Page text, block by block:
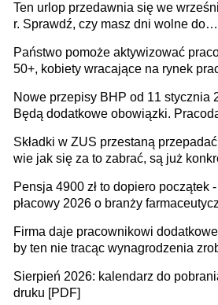
Ten urlop przedawnia się we
r. Sprawdź, czy masz dni wolne do
Państwo pomoże aktywizować
50+, kobiety wracające na rynek
osoby neuroatypowe. Powstanie
na rzecz Inkluzywności w
Nowe przepisy BHP od 11 stycznia
Będą dodatkowe obowiązki.
Składki w ZUS przestaną
wie jak się za to zabrać, są już
Pensja 4900 zł to dopiero początek
płacowy 2026 o branży
Firma daje pracownikowi
by ten nie tracąc wynagrodzenia
sprawdza
Sierpień 2026: kalendarz do
druku [PDF]